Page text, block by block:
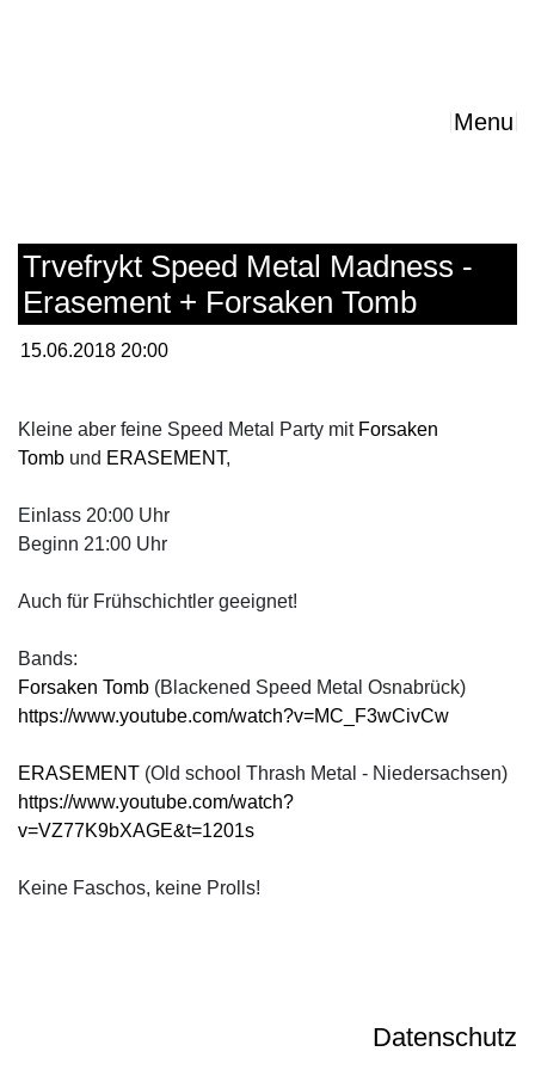
Menu
Trvefrykt Speed Metal Madness -
Erasement + Forsaken Tomb
15.06.2018 20:00
Kleine aber feine Speed Metal Party mit Forsaken
Tomb und ERASEMENT,
Einlass 20:00 Uhr
Beginn 21:00 Uhr
Auch für Frühschichtler geeignet!
Bands:
Forsaken Tomb (Blackened Speed Metal Osnabrück)
https://www.youtube.com/watch?v=MC_F3wCivCw
ERASEMENT (Old school Thrash Metal - Niedersachsen)
https://www.youtube.com/watch?
v=VZ77K9bXAGE&t=1201s
Keine Faschos, keine Prolls!
Datenschutz